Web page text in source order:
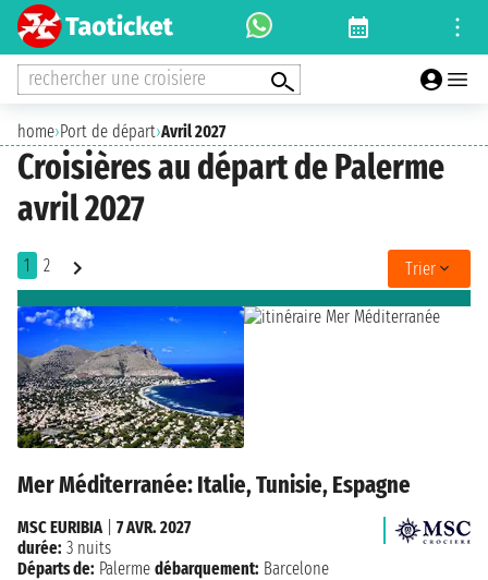
rechercher une croisiere
home›Port de départ›Avril 2027
Croisières au départ de Palerme
avril 2027
1 2 Trier
Mer Méditerranée: Italie, Tunisie, Espagne
MSC EURIBIA
7 AVR. 2027
durée: 3 nuits
Départs de: Palerme débarquement: Barcelone